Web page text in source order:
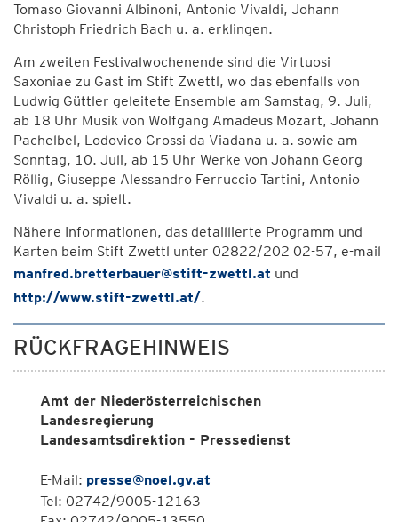
Tomaso Giovanni Albinoni, Antonio Vivaldi, Johann
Christoph Friedrich Bach u. a. erklingen.
Am zweiten Festivalwochenende sind die Virtuosi
Saxoniae zu Gast im Stift Zwettl, wo das ebenfalls von
Ludwig Güttler geleitete Ensemble am Samstag, 9. Juli,
ab 18 Uhr Musik von Wolfgang Amadeus Mozart, Johann
Pachelbel, Lodovico Grossi da Viadana u. a. sowie am
Sonntag, 10. Juli, ab 15 Uhr Werke von Johann Georg
Röllig, Giuseppe Alessandro Ferruccio Tartini, Antonio
Vivaldi u. a. spielt.
Nähere Informationen, das detaillierte Programm und
Karten beim Stift Zwettl unter 02822/202 02-57, e-mail
manfred.bretterbauer@stift-zwettl.at und
http://www.stift-zwettl.at/.
RÜCKFRAGEHINWEIS
Amt der Niederösterreichischen
Landesregierung
Landesamtsdirektion - Pressedienst
E-Mail: presse@noel.gv.at
Tel: 02742/9005-12163